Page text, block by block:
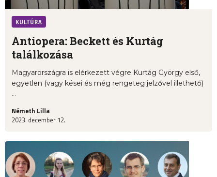
KULTÚRA
Antiopera: Beckett és Kurtág
találkozása
Magyarországra is elérkezett végre Kurtág György első,
egyetlen (vagy kései és még rengeteg jelzővel illethető)
...
Németh Lilla
2023. december 12.